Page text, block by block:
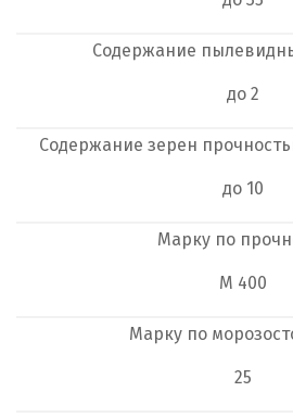
Содержание
до 2
Содержание зерен
до 10
Марку по
М 400
Марку по
25